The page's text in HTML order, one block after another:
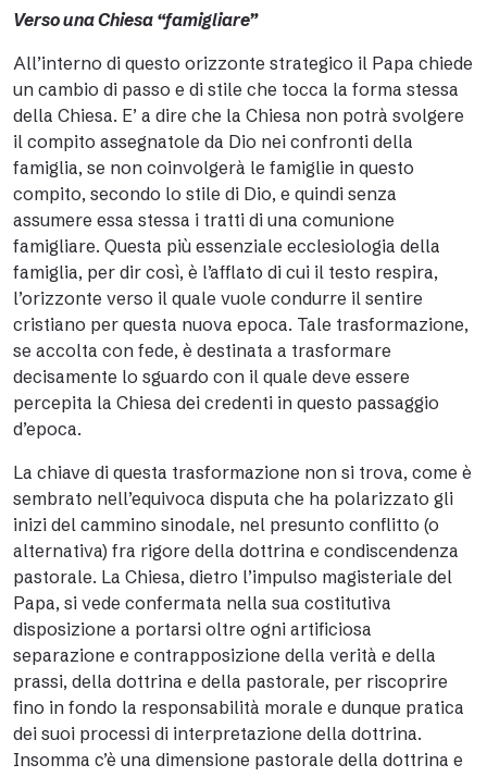
Verso una Chiesa “famigliare”
All’interno di questo orizzonte strategico il Papa chiede
un cambio di passo e di stile che tocca la forma stessa
della Chiesa. E’ a dire che la Chiesa non potrà svolgere
il compito assegnatole da Dio nei confronti della
famiglia, se non coinvolgerà le famiglie in questo
compito, secondo lo stile di Dio, e quindi senza
assumere essa stessa i tratti di una comunione
famigliare. Questa più essenziale ecclesiologia della
famiglia, per dir così, è l’afflato di cui il testo respira,
l’orizzonte verso il quale vuole condurre il sentire
cristiano per questa nuova epoca. Tale trasformazione,
se accolta con fede, è destinata a trasformare
decisamente lo sguardo con il quale deve essere
percepita la Chiesa dei credenti in questo passaggio
d’epoca.
La chiave di questa trasformazione non si trova, come è
sembrato nell’equivoca disputa che ha polarizzato gli
inizi del cammino sinodale, nel presunto conflitto (o
alternativa) fra rigore della dottrina e condiscendenza
pastorale. La Chiesa, dietro l’impulso magisteriale del
Papa, si vede confermata nella sua costitutiva
disposizione a portarsi oltre ogni artificiosa
separazione e contrapposizione della verità e della
prassi, della dottrina e della pastorale, per riscoprire
fino in fondo la responsabilità morale e dunque pratica
dei suoi processi di interpretazione della dottrina.
Insomma c’è una dimensione pastorale della dottrina e